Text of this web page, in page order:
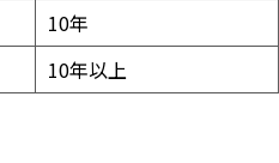
10年
10年以上